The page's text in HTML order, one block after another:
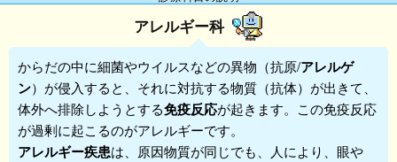
アレルギー科
からだの中に細菌やウイルスなどの異物（抗原/アレルゲ
ン）が侵入すると、それに対抗する物質（抗体）が出きて、
体外へ排除しようとする免疫反応が起きます。この免疫反応
が過剰に起こるのがアレルギーです。
アレルギー疾患は、原因物質が同じでも、人により、眼や